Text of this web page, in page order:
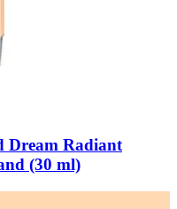
Dream Radiant
(30 ml)